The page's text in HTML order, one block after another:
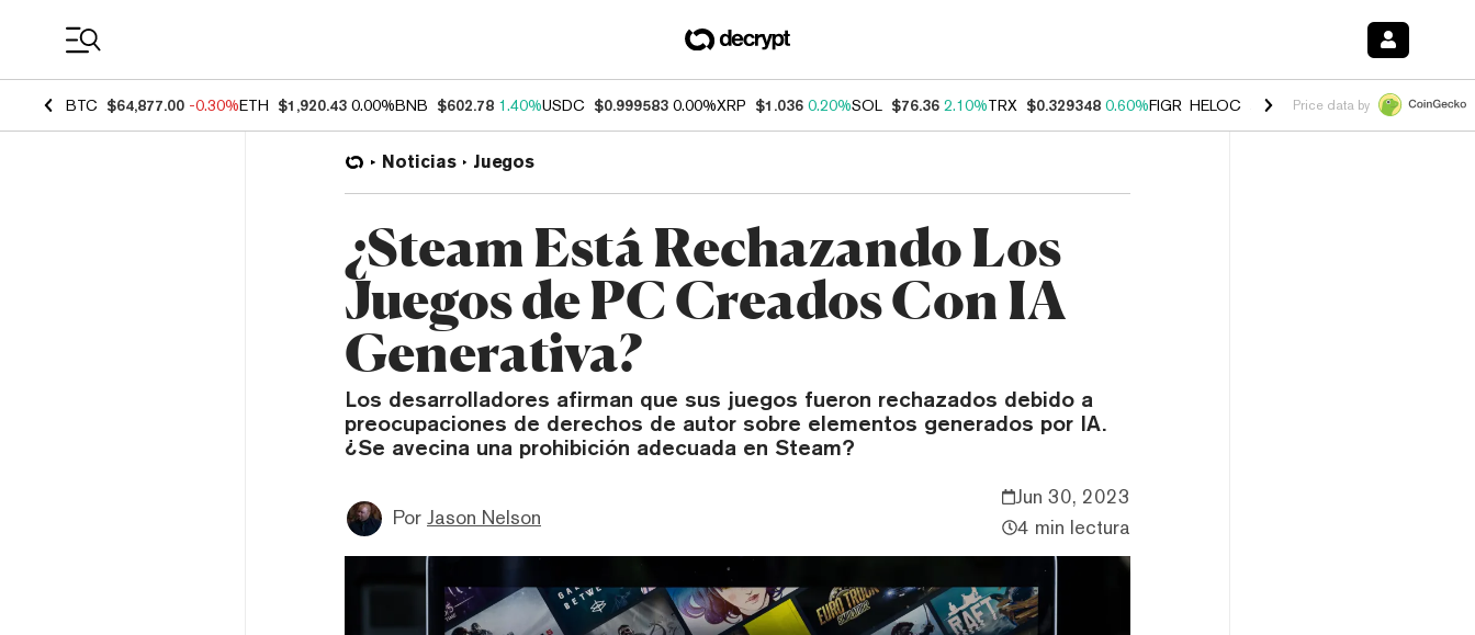
BTC $64,877.00 -0.30%ETH $1,920.43 0.00%BNB $602.78 1.40%USDC $0.999583 0.00%XRP $1.036 0.20%SOL $76.36 2.10%TRX $0.329348 0.60%FIGR_HELOC $1.001 -2.70%HYPE $54.70
Price data by
Noticias Juegos
¿Steam Está Rechazando Los
Juegos de PC Creados Con IA
Generativa?
Los desarrolladores afirman que sus juegos fueron rechazados debido a
preocupaciones de derechos de autor sobre elementos generados por IA.
¿Se avecina una prohibición adecuada en Steam?
Por Jason Nelson
Jun 30, 2023
4 min lectura